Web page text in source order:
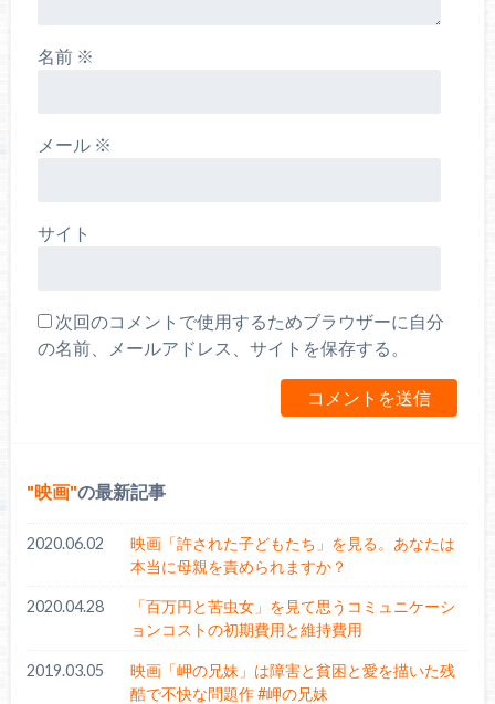
名前 ※
メール ※
サイト
次回のコメントで使用するためブラウザーに自分
の名前、メールアドレス、サイトを保存する。
映画 の最新記事
2020.06.02
映画「許された子どもたち」を見る。あなたは
本当に母親を責められますか？
2020.04.28
「百万円と苦虫女」を見て思うコミュニケーシ
ョンコストの初期費用と維持費用
2019.03.05
映画「岬の兄妹」は障害と貧困と愛を描いた残
酷で不快な問題作 #岬の兄妹